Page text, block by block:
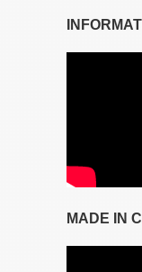
MADE IN